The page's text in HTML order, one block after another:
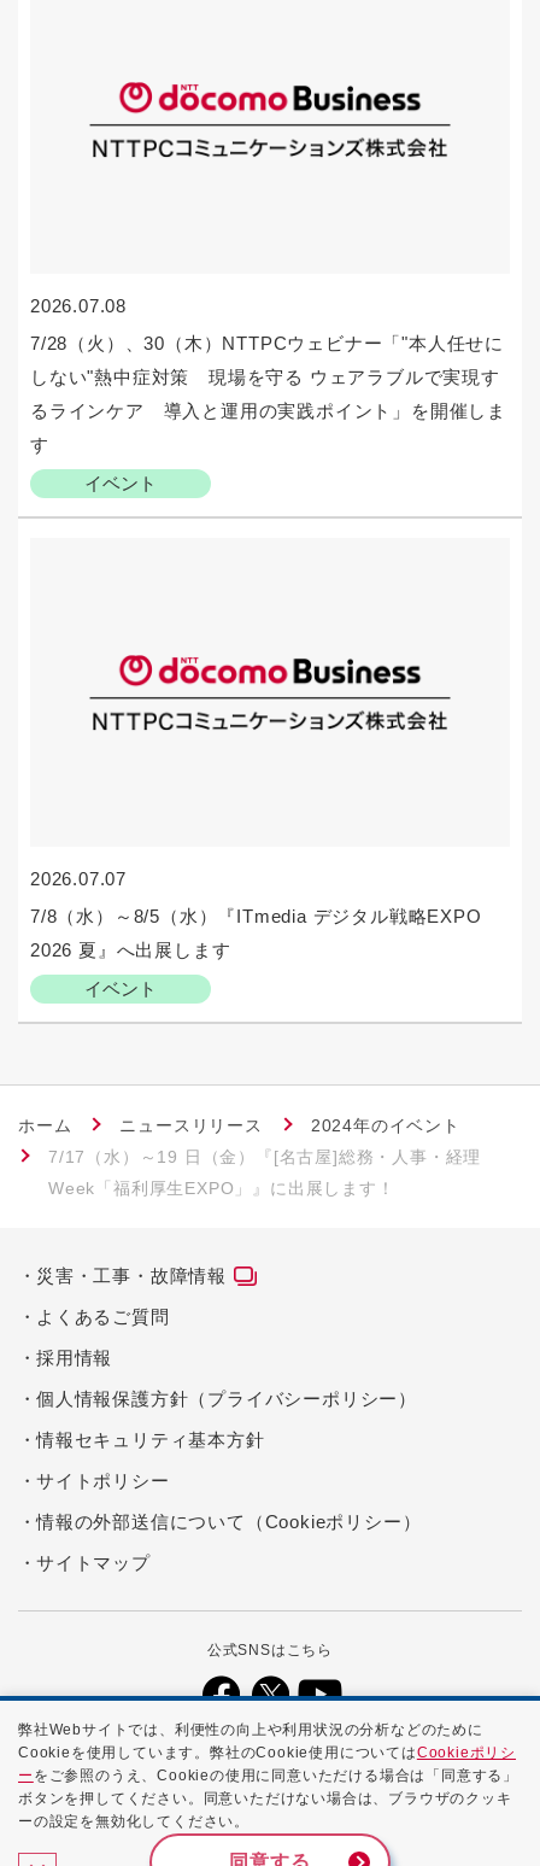
2026.07.08
イベント
7/28（火）、30（木）NTTPCウェビナー「"本人任せに
しない"熱中症対策 現場を守る ウェアラブルで実現す
るラインケア 導入と運用の実践ポイント」を開催しま
す
2026.07.07
イベント
7/8（水）～8/5（水）『ITmedia デジタル戦略EXPO
2026 夏』へ出展します
ホーム ニュースリリース
2024年のイベント
7/17（水）～19 日（金）『[名古屋]総務・人事・経理
Week「福利厚生EXPO」』に出展します！
災害・工事・故障情報
よくあるご質問
採用情報
個人情報保護方針（プライバシーポリシー）
情報セキュリティ基本方針
サイトポリシー
情報の外部送信について（Cookieポリシー）
サイトマップ
公式SNSはこちら
本ホームページに記載する会社名、商品名、ブランド名などは、各社の
商号、登録商標、または商標です。
Copyright ©2026 NTTPC Communications, Inc. All Rights
弊社Webサイトでは、利便性の向上や利用状況の分析などのために
Cookieを使用しています。弊社のCookie使用についてはCookieポリシ
ー をご参照のうえ、Cookieの使用に同意いただける場合は「同意する」
ボタンを押してください。同意いただけない場合は、ブラウザのクッキ
ーの設定を無効化してください。
同意する